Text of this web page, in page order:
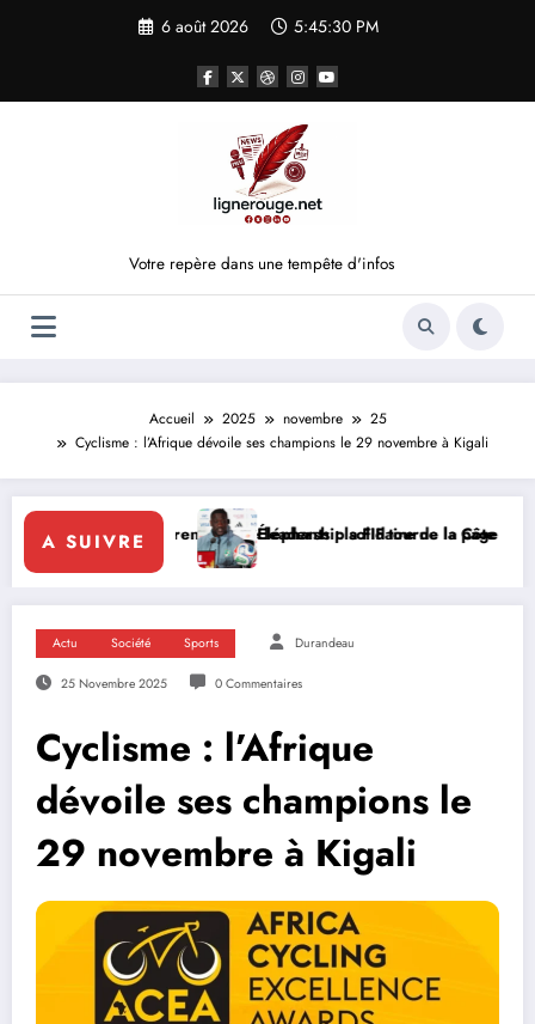
6 août 2026 5:45:31 PM
Votre repère dans une tempête d'infos
Accueil 2025 novembre
25
Cyclisme : l’Afrique dévoile ses champions le 29 novembre à Kigali
A SUIVRE
le leadership solidaire de la Côte d’Ivoire en Afrique
Éléphants : la FIF tourne la page Emerse Faé Diplomatie
Actu Société Sports Durandeau
25 Novembre 2025 0 Commentaires
Cyclisme : l’Afrique
dévoile ses champions le
29 novembre à Kigali